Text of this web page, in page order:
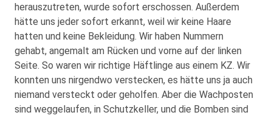
herauszutreten, wurde sofort erschossen. Außerdem
hätte uns jeder sofort erkannt, weil wir keine Haare
hatten und keine Bekleidung. Wir haben Nummern
gehabt, angemalt am Rücken und vorne auf der linken
Seite. So waren wir richtige Häftlinge aus einem KZ. Wir
konnten uns nirgendwo verstecken, es hätte uns ja auch
niemand versteckt oder geholfen. Aber die Wachposten
sind weggelaufen, in Schutzkeller, und die Bomben sind